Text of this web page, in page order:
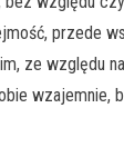
przede
ze względu